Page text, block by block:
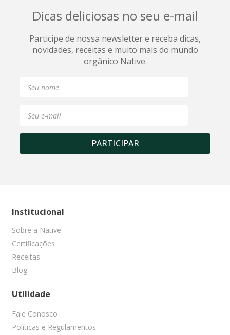
Dicas deliciosas no seu e-mail
Participe de nossa newsletter e receba dicas,
novidades, receitas e muito mais do mundo
orgânico Native.
PARTICIPAR
Institucional
Sobre a Native
Certificações
Receitas
Blog
Utilidade
Fale Conosco
Políticas e Regulamentos